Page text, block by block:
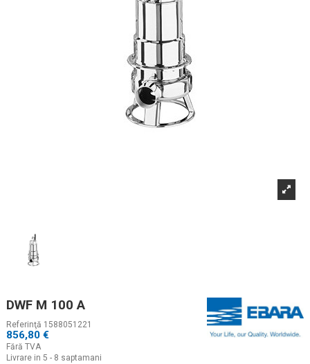
DWF M 100 A
Referinţă 1588051221
856,80 €
Fără TVA
Livrare in 5 - 8 saptamani